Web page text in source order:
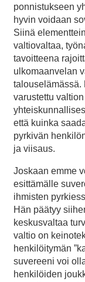
ponnistukseen
hyvin voidaan
Siinä
valtiovaltaa,
tavoitteena
ulkomaanvelan
talouselämässä.
varustettu
että kuinka
pyrkivän
ja viisaus.
Joskaan emme
esittämälle
ihmisten
Hän päätyy
keskusvaltaa
valtio on
henkilöitymän
suvereeni voi
henkilöiden